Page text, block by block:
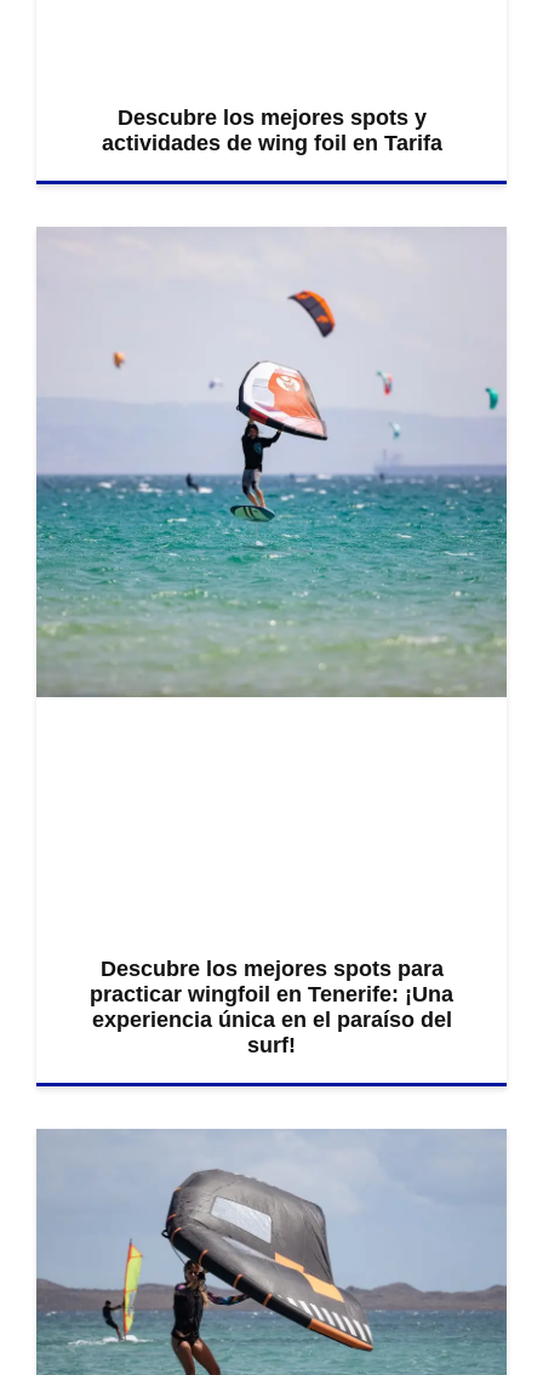
Descubre los mejores spots y
actividades de wing foil en Tarifa
Descubre los mejores spots para
practicar wingfoil en Tenerife: ¡Una
experiencia única en el paraíso del
surf!